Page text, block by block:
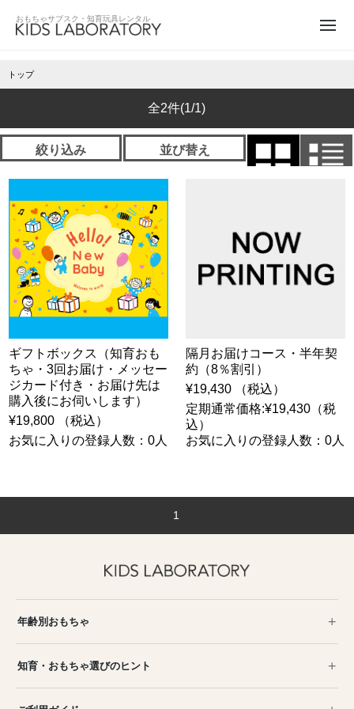
トップ
全2件(1/1)
絞り込み 並び替え
ギフトボックス（知育おも
ちゃ・3回お届け・メッセー
ジカード付き・お届け先は
購入後にお伺いします）
¥19,800 （税込）
お気に入りの登録人数：0人
隔月お届けコース・半年契
約（8％割引）
¥19,430 （税込）
定期通常価格:¥19,430（税
込）
お気に入りの登録人数：0人
1
年齢別おもちゃ
知育・おもちゃ選びのヒント